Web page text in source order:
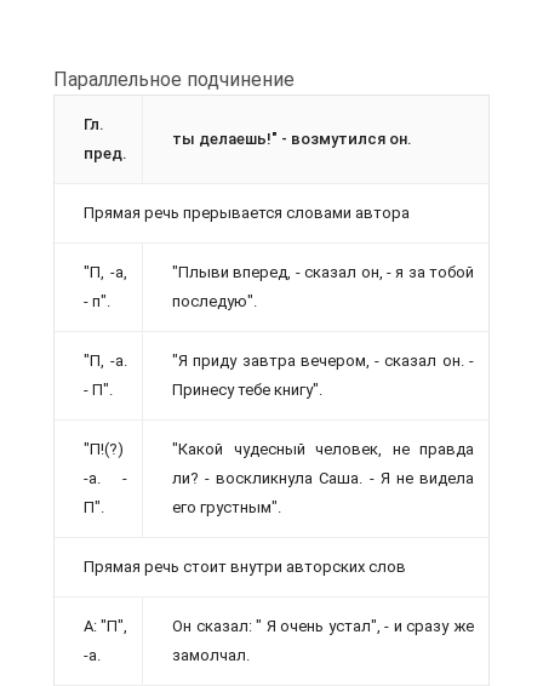
Параллельное подчинение
Гл.
пред.
ты делаешь!" - возмутился он.
Прямая речь прерывается словами автора
"П, -а,
- п".
"Плыви вперед, - сказал он, - я за тобой
последую".
"П, -а.
- П".
"Я приду завтра вечером, - сказал он. -
Принесу тебе книгу".
"П!(?)
-а. -
П".
"Какой чудесный человек, не правда
ли? - воскликнула Саша. - Я не видела
его грустным".
Прямая речь стоит внутри авторских слов
А: "П",
-а.
Он сказал: " Я очень устал", - и сразу же
замолчал.